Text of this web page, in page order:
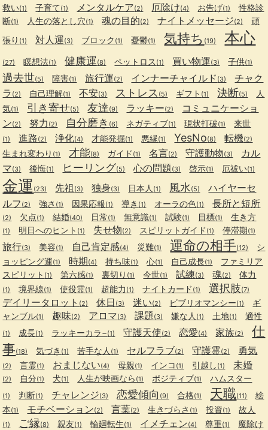
救い(1) 子育て(1) メンタルケア(2) 厄除け(4) お告げ(1)
性格診
断(1) 人生の落とし穴(1) 魂の目的(2) ナイトメッセージ(2)
頑
張り (1) 対人運(3) ブロック (1) 憂鬱(1) 気持ち (19) 本心
(27) 瞑想法(1) 健康運(8) ペットロス (1) 買い物運(3) 子供(1)
過去世(5) 障害(1) 旅行運(2) インナーチャイルド (3)
チャク
ラ (2) 自己理解(1) 不安(3) ストレス (5) ギフト (1) 決断(5)
人
気(1) 引き寄せ(5) 友達 (9) ラッキー(2)
コミュニケーショ
ン(2) 努力 (2) 自分磨き (6) ネガティブ(1) 現状打破(1) 来世
(1) 進路(2) 浄化(4) 才能発掘(1) 悪縁(1) YesNo(8) 転機(2)
生まれ変わり (1) 才能(8) ガイド (1) 名言(2) 守護動物(3)
カル
マ(3) 後悔(1) ヒーリング(5) 心の問題 (3) 啓示(1) 厄祓い(1)
金運 (23) 先祖 (3) 独身(3) 日本人 (1) 風水(5)
ハイヤーセ
ルフ (2) 強さ (1) 因果応報(1) 導き (1) オーラの色(1) 長所と短所
(2) 欠点(1) 結婚(40) 日常 (1) 無意識(1) 試験(1) 目標(1) 生き方
(1) 明日へのヒント (1) 失せ物(2) スピリットガイド (1) 停滞期(1)
旅行(3) 美容(1) 自己肯定感(4) 災難(1) 運命の相手(12)
シ
ョッピング運(1) 時期(4) 持ち味(1) 心(1) 自己成長(1)
ファミリア
スピリット (1) 第六感(1) 裏切り (1) 今世(1) 試練(3) 魂(2) 体力
(1) 境界線(1) 使役霊(1) 超能力 (1) ナイトカード (1) 選択肢(7)
デイリータロット (2) 休日 (3) 迷い(2) ビブリオマンシー(1)
ギ
ャンブル(1) 趣味(2) アロマ(3) 課題 (3) 嫌な人 (1) 土地(1) 適性
(1) 成長(1) ラッキーカラ−(1) 守護天使(2) 恋愛(4) 家族(2)
仕
事(18) 気づき (1) 苦手な人 (1) セルフラブ(2) 守護霊(2) 勇気
(2) 言霊(1) おまじない(4) 母親(1) インコ (1) 引越し (1) 未婚
(2) 自分(1) 犬(1) 人生が映画なら (1) ポジティブ(1) ハムスター
(1) 判断(1) チャレンジ(3) 恋愛傾向 (9) 合格(1) 天職(11)
絵
本(1) モチベーション(2) 言葉(2) 生きづらさ (1) 投資(1) 故人
(1) ご縁(8) 親友(1) 輪廻転生(1) イメチェン(4) 尊重(1) 魔除け